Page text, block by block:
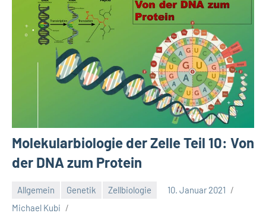
Molekularbiologie der Zelle Teil 10: Von
der DNA zum Protein
Allgemein Genetik Zellbiologie
10. Januar 2021
Michael Kubi